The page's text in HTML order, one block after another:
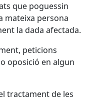
que poguessin
mateixa persona
la dada afectada.
peticions
oposició en algun
tractament de les